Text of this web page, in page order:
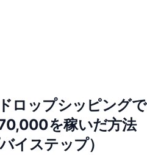
ロップシッピングで
を稼いだ方法
イステップ）